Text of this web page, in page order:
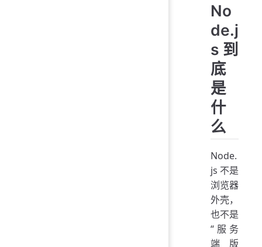
No
de.j
s 到
底
是
什
么
Node.
js 不是
浏览器
外壳，
也不是
“服务
端版